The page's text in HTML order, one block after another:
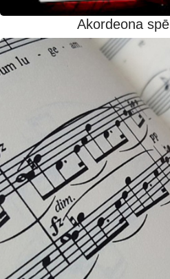
Akordeona